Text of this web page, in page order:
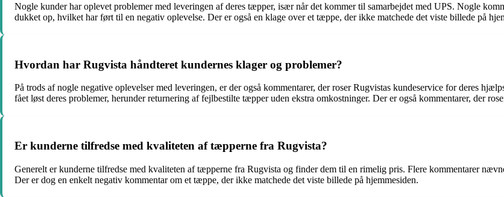
Nogle kunder har oplevet problemer med leveringen af deres tæpper, især når det kommer til samarbejdet med UPS. Nogle
dukket op, hvilket har ført til en negativ oplevelse. Der er også en klage over et tæppe, der ikke matchede det viste billede på
Hvordan har Rugvista håndteret kundernes klager og problemer?
På trods af nogle negative oplevelser med leveringen, er der også kommentarer, der roser Rugvistas kundeservice for deres
fået løst deres problemer, herunder returnering af fejlbestilte tæpper uden ekstra omkostninger. Der er også kommentarer, der
Er kunderne tilfredse med kvaliteten af tæpperne fra Rugvista?
Generelt er kunderne tilfredse med kvaliteten af tæpperne fra Rugvista og finder dem til en rimelig pris. Flere kommentarer
Der er dog en enkelt negativ kommentar om et tæppe, der ikke matchede det viste billede på hjemmesiden.